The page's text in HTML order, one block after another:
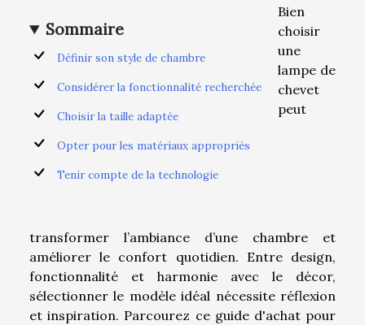
Sommaire
Définir son style de chambre
Considérer la fonctionnalité recherchée
Choisir la taille adaptée
Opter pour les matériaux appropriés
Tenir compte de la technologie
Bien
choisir
une
lampe de
chevet
peut
transformer l’ambiance d’une chambre et
améliorer le confort quotidien. Entre design,
fonctionnalité et harmonie avec le décor,
sélectionner le modèle idéal nécessite réflexion
et inspiration. Parcourez ce guide d'achat pour